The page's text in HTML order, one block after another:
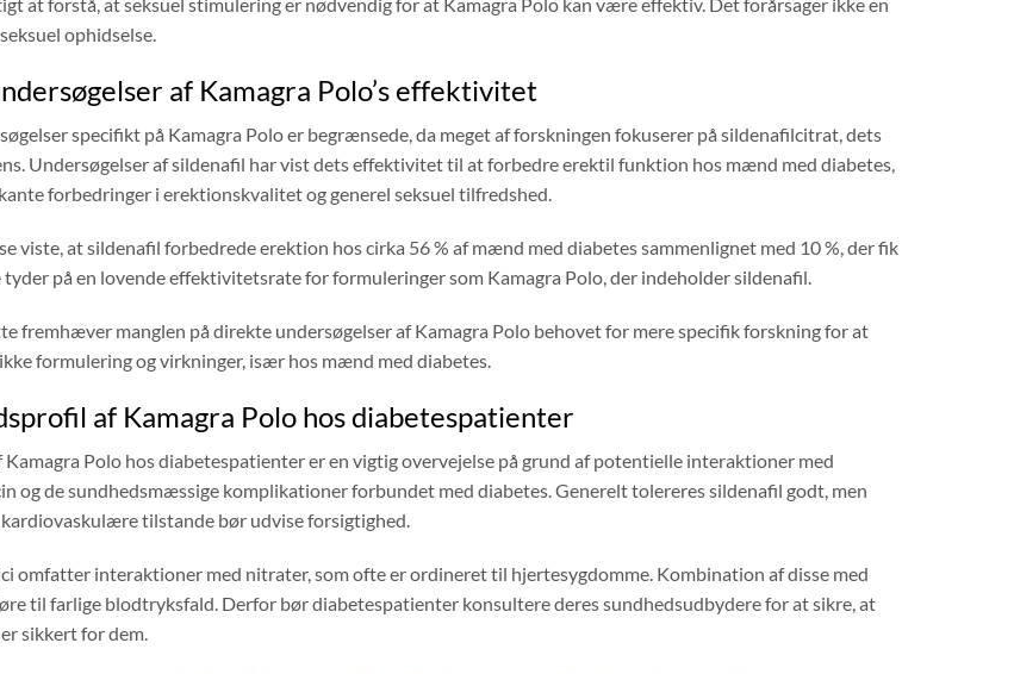
ophidselse.
af Kamagra Polo’s effektivitet
specifikt på Kamagra Polo er begrænsede, da meget af forskningen fokuserer på sildenafilcitrat, dets
Undersøgelser af sildenafil har vist dets effektivitet til at forbedre erektil funktion hos mænd med diabetes,
forbedringer i erektionskvalitet og generel seksuel tilfredshed.
viste, at sildenafil forbedrede erektion hos cirka 56 % af mænd med diabetes sammenlignet med 10 %, der fik
tyder på en lovende effektivitetsrate for formuleringer som Kamagra Polo, der indeholder sildenafil.
fremhæver manglen på direkte undersøgelser af Kamagra Polo behovet for mere specifik forskning for at
formulering og virkninger, især hos mænd med diabetes.
af Kamagra Polo hos diabetespatienter
​​Kamagra Polo hos diabetespatienter er en vigtig overvejelse på grund af potentielle interaktioner med
og de sundhedsmæssige komplikationer forbundet med diabetes. Generelt tolereres sildenafil godt, men
tilstande bør udvise forsigtighed.
omfatter interaktioner med nitrater, som ofte er ordineret til hjertesygdomme. Kombination af disse med
til farlige blodtryksfald. Derfor bør diabetespatienter konsultere deres sundhedsudbydere for at sikre, at
sikkert for dem.